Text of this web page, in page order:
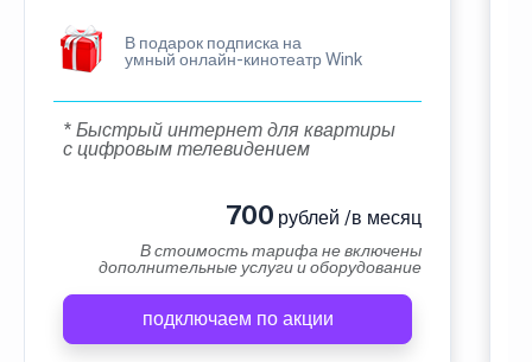
В подарок подписка на
умный онлайн-кинотеатр Wink
* Быстрый интернет для квартиры
с цифровым телевидением
700 рублей /в месяц
В стоимость тарифа не включены
дополнительные услуги и оборудование
подключаем по акции